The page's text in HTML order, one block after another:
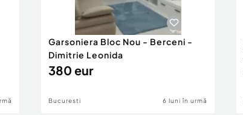
Garsoniera Bloc Nou - Berceni -
Dimitrie Leonida
380 eur
Bucuresti 6 luni în urmă